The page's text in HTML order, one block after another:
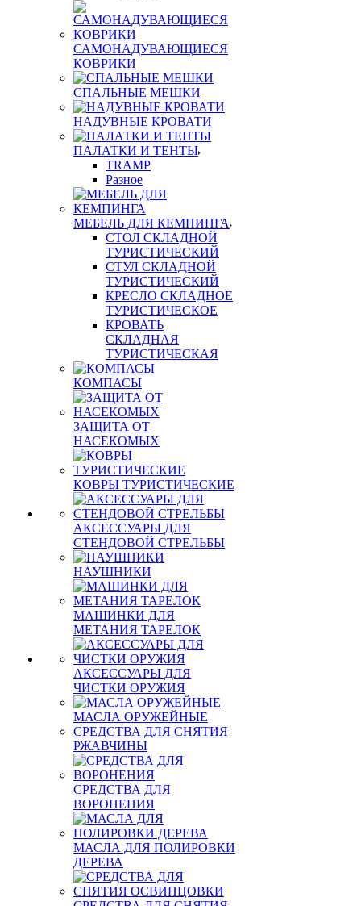
САМОНАДУВАЮЩИЕСЯ
КОВРИКИ
СПАЛЬНЫЕ МЕШКИ
НАДУВНЫЕ КРОВАТИ
ПАЛАТКИ И ТЕНТЫ
TRAMP
Разное
МЕБЕЛЬ ДЛЯ КЕМПИНГА
СТОЛ СКЛАДНОЙ
ТУРИСТИЧЕСКИЙ
СТУЛ СКЛАДНОЙ
ТУРИСТИЧЕСКИЙ
КРЕСЛО СКЛАДНОЕ
ТУРИСТИЧЕСКОЕ
КРОВАТЬ
СКЛАДНАЯ
ТУРИСТИЧЕСКАЯ
КОМПАСЫ
ЗАЩИТА ОТ
НАСЕКОМЫХ
КОВРЫ ТУРИСТИЧЕСКИЕ
АКСЕССУАРЫ ДЛЯ
СТЕНДОВОЙ СТРЕЛЬБЫ
НАУШНИКИ
МАШИНКИ ДЛЯ
МЕТАНИЯ ТАРЕЛОК
АКСЕССУАРЫ ДЛЯ
ЧИСТКИ ОРУЖИЯ
МАСЛА ОРУЖЕЙНЫЕ
СРЕДСТВА ДЛЯ СНЯТИЯ
РЖАВЧИНЫ
СРЕДСТВА ДЛЯ
ВОРОНЕНИЯ
МАСЛА ДЛЯ ПОЛИРОВКИ
ДЕРЕВА